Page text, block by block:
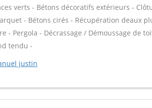
verts - Bétons décoratifs extérieurs -
- Bétons cirés - Récupération deaux
- Pergola - Décrassage / Démoussage de
tendu -
justin